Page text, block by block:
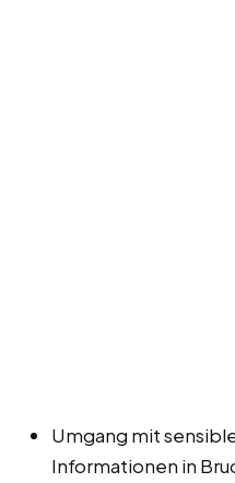
Umgang mit
Informationen in